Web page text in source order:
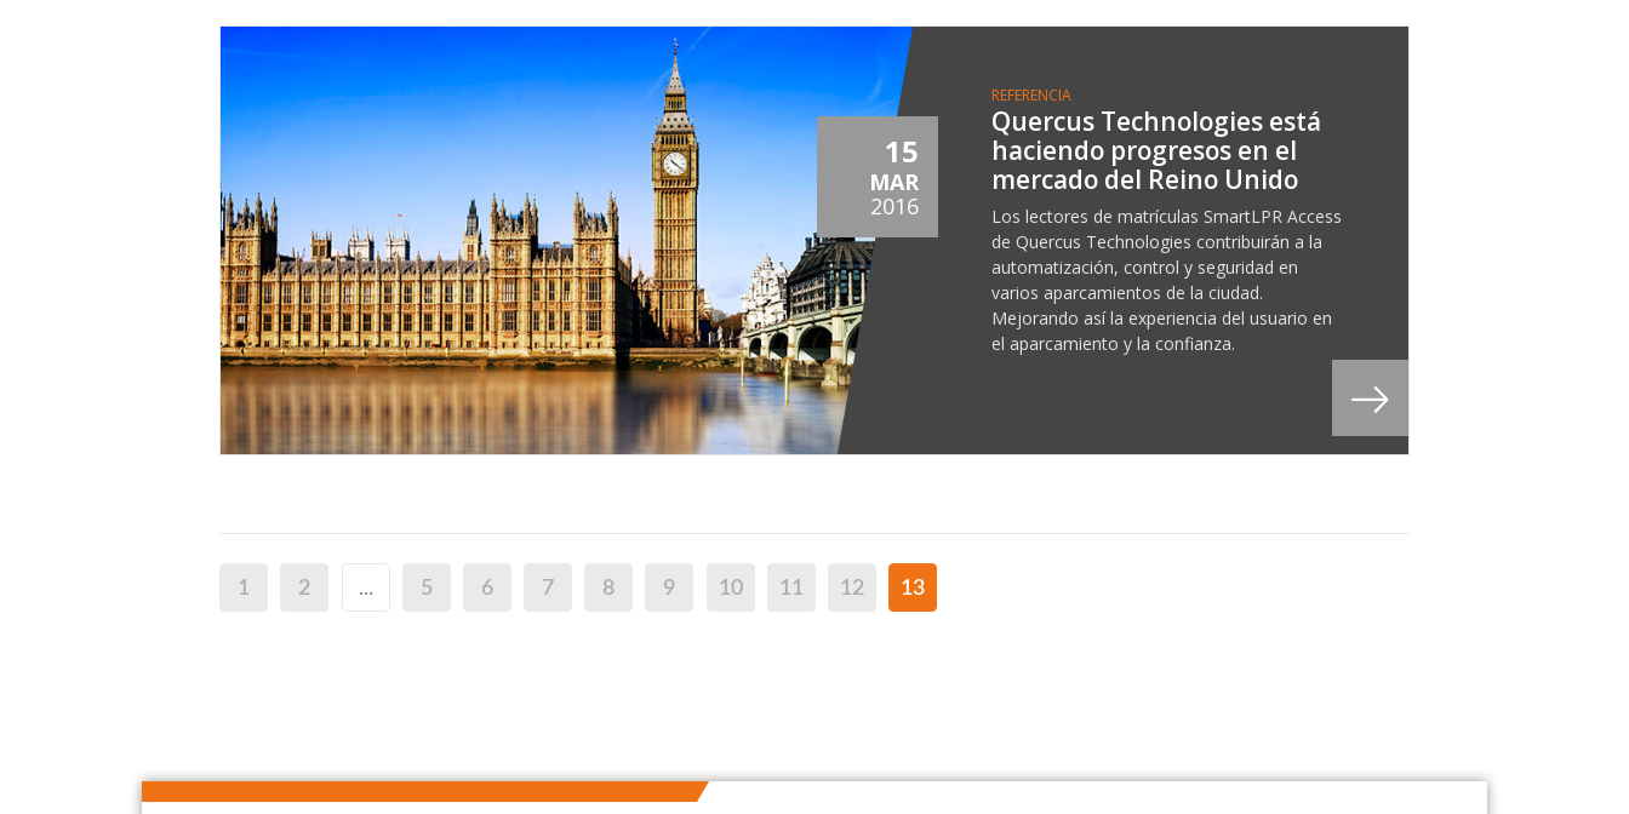
REFERENCIA
15
MAR
2016
Quercus Technologies está
haciendo progresos en el
mercado del Reino Unido
Los lectores de matrículas SmartLPR Access
de Quercus Technologies contribuirán a la
automatización, control y seguridad en
varios aparcamientos de la ciudad.
Mejorando así la experiencia del usuario en
el aparcamiento y la confianza.
1 2 ... 5 6 7 8 9 10 11 12 13